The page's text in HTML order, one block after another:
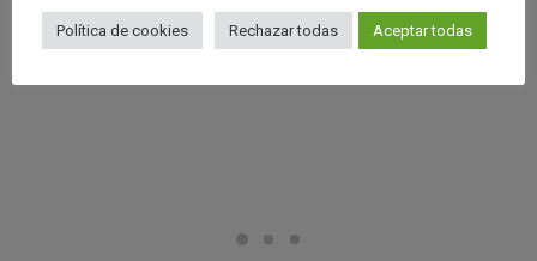
Política de cookies Rechazar todas Aceptar todas